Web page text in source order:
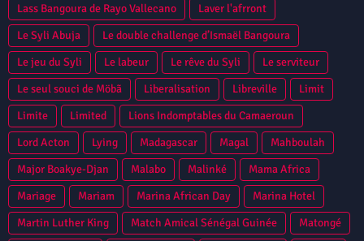
Lass Bangoura de Rayo Vallecano
Laver l'afrront
Le Syli Abuja
Le double challenge d’Ismaël Bangoura
Le jeu du Syli
Le labeur Le rêve du Syli
Le serviteur
Le seul souci de Möbã
Liberalisation Libreville
Limit
Limite
Limited
Lions Indomptables du Camaeroun
Lord Acton
Lying Madagascar Magal
Mahboulah
Major Boakye-Djan
Malabo Malinké
Mama Africa
Mariage
Mariam Marina African Day
Marina Hotel
Martin Luther King
Match Amical Sénégal Guinée
Matongé